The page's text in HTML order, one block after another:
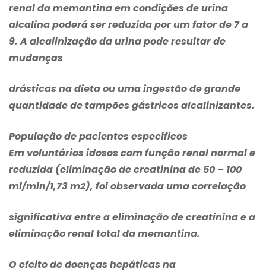
renal da memantina em condições de urina
alcalina poderá ser reduzida por um fator de 7 a
9. A alcalinização da urina pode resultar de
mudanças
drásticas na dieta ou uma ingestão de grande
quantidade de tampões gástricos alcalinizantes.
População de pacientes específicos
Em voluntários idosos com função renal normal e
reduzida (eliminação de creatinina de 50 – 100
ml/min/1,73 m2), foi observada uma correlação
significativa entre a eliminação de creatinina e a
eliminação renal total da memantina.
O efeito de doenças hepáticas na